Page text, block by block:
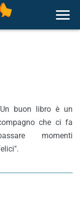
buon libro è un
che ci fa
momenti